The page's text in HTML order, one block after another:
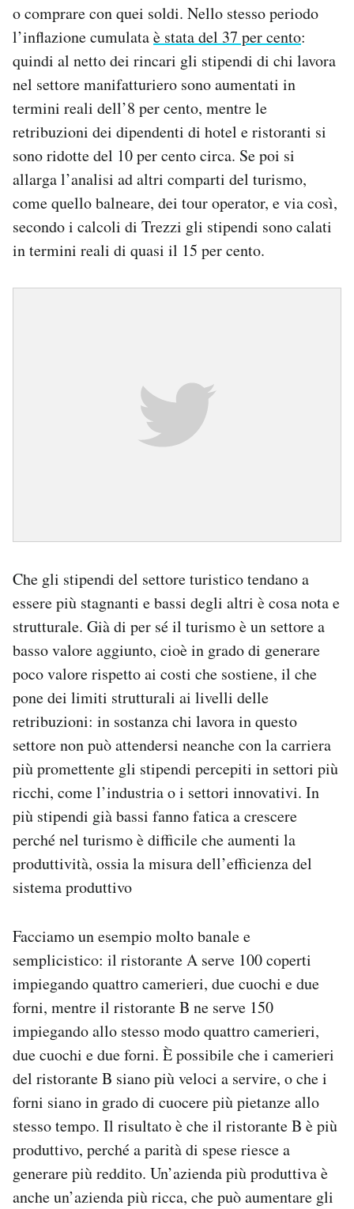
o comprare con quei soldi. Nello stesso periodo
l’inflazione cumulataè stata del 37 per cento:
quindi al netto dei rincari gli stipendi di chi lavora
nel settore manifatturiero sono aumentati in
termini reali dell’8 per cento, mentre le
retribuzioni dei dipendenti di hotel e ristoranti si
sono ridotte del 10 per cento circa. Se poi si
allarga l’analisi ad altri comparti del turismo,
come quello balneare, dei tour operator, e via così,
secondo i calcoli di Trezzi gli stipendi sono calati
in termini reali di quasi il 15 per cento.
Che gli stipendi del settore turistico tendano a
essere più stagnanti e bassi degli altri è cosa nota e
strutturale. Già di per sé il turismo è un settore a
basso valore aggiunto, cioè in grado di generare
poco valore rispetto ai costi che sostiene, il che
pone dei limiti strutturali ai livelli delle
retribuzioni: in sostanza chi lavora in questo
settore non può attendersi neanche con la carriera
più promettente gli stipendi percepiti in settori più
ricchi, come l’industria o i settori innovativi. In
più stipendi già bassi fanno fatica a crescere
perché nel turismo è difficile che aumenti la
produttività, ossia la misura dell’efficienza del
sistema produttivo
Facciamo un esempio molto banale e
semplicistico: il ristorante A serve 100 coperti
impiegando quattro camerieri, due cuochi e due
forni, mentre il ristorante B ne serve 150
impiegando allo stesso modo quattro camerieri,
due cuochi e due forni. È possibile che i camerieri
del ristorante B siano più veloci a servire, o che i
forni siano in grado di cuocere più pietanze allo
stesso tempo. Il risultato è che il ristorante B è più
produttivo, perché a parità di spese riesce a
generare più reddito. Un’azienda più produttiva è
anche un’azienda più ricca, che può aumentare gli